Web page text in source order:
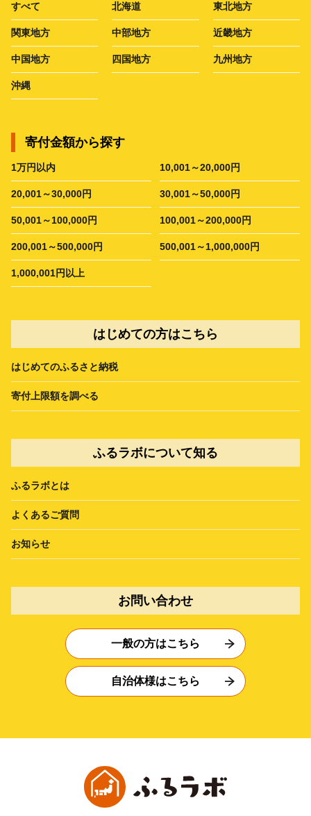
すべて 北海道 東北地方
関東地方 中部地方 近畿地方
中国地方 四国地方 九州地方
沖縄
寄付金額から探す
1万円以内 10,001～20,000円
20,001～30,000円 30,001～50,000円
50,001～100,000円 100,001～200,000円
200,001～500,000円 500,001～1,000,000円
1,000,001円以上
はじめての方はこちら
はじめてのふるさと納税
寄付上限額を調べる
ふるラボについて知る
ふるラボとは
よくあるご質問
お知らせ
お問い合わせ
一般の方はこちら
自治体様はこちら